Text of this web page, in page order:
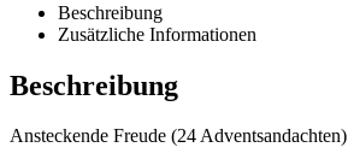
Beschreibung
Zusätzliche Informationen
Beschreibung
Ansteckende Freude (24 Adventsandachten)